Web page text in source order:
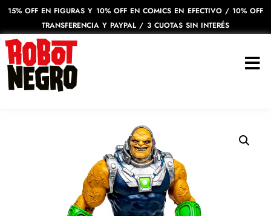
15% OFF EN FIGURAS Y 10% OFF EN COMICS EN EFECTIVO / 10% OFF
TRANSFERENCIA Y PAYPAL / 3 CUOTAS SIN INTERÉS